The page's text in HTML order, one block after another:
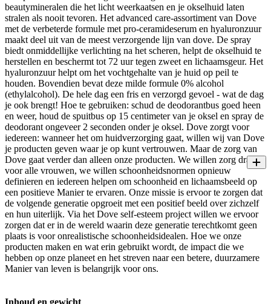
beautymineralen die het licht weerkaatsen en je okselhuid laten
stralen als nooit tevoren. Het advanced care-assortiment van Dove
met de verbeterde formule met pro-ceramideserum en hyaluronzuur
maakt deel uit van de meest verzorgende lijn van dove. De spray
biedt onmiddellijke verlichting na het scheren, helpt de okselhuid te
herstellen en beschermt tot 72 uur tegen zweet en lichaamsgeur. Het
hyaluronzuur helpt om het vochtgehalte van je huid op peil te
houden. Bovendien bevat deze milde formule 0% alcohol
(ethylalcohol). De hele dag een fris en verzorgd gevoel - wat de dag
je ook brengt! Hoe te gebruiken: schud de deodorantbus goed heen
en weer, houd de spuitbus op 15 centimeter van je oksel en spray de
deodorant ongeveer 2 seconden onder je oksel. Dove zorgt voor
iedereen: wanneer het om huidverzorging gaat, willen wij van Dove
je producten geven waar je op kunt vertrouwen. Maar de zorg van
Dove gaat verder dan alleen onze producten. We willen zorg dragen
voor alle vrouwen, we willen schoonheidsnormen opnieuw
definieren en iedereen helpen om schoonheid en lichaamsbeeld op
een positieve Manier te ervaren. Onze missie is ervoor te zorgen dat
de volgende generatie opgroeit met een positief beeld over zichzelf
en hun uiterlijk. Via het Dove self-esteem project willen we ervoor
zorgen dat er in de wereld waarin deze generatie terechtkomt geen
plaats is voor onrealistische schoonheidsidealen. Hoe we onze
producten maken en wat erin gebruikt wordt, de impact die we
hebben op onze planeet en het streven naar een betere, duurzamere
Manier van leven is belangrijk voor ons.